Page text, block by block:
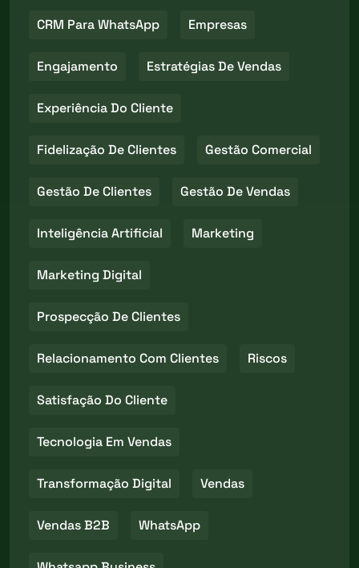
CRM Para WhatsApp Empresas
Engajamento Estratégias De Vendas
Experiência Do Cliente
Fidelização De Clientes Gestão Comercial
Gestão De Clientes Gestão De Vendas
Inteligência Artificial Marketing
Marketing Digital
Prospecção De Clientes
Relacionamento Com Clientes Riscos
Satisfação Do Cliente
Tecnologia Em Vendas
Transformação Digital Vendas
Vendas B2B WhatsApp